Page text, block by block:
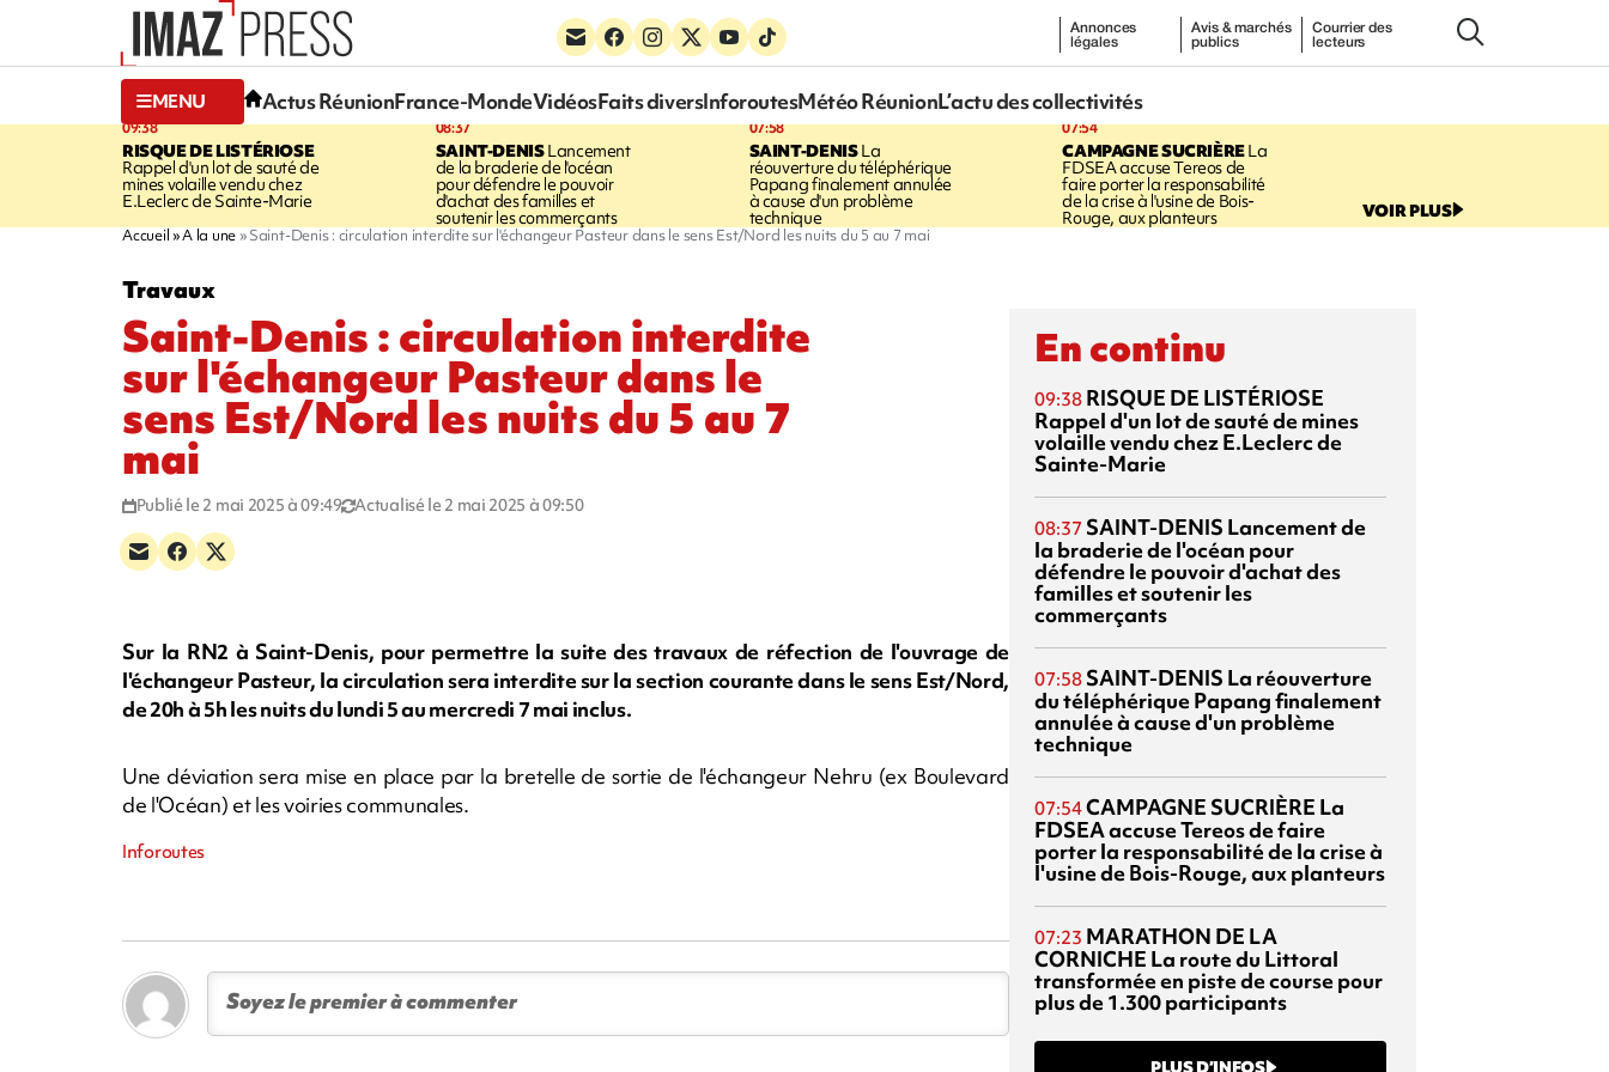
Annonces
légales
Avis & marchés
publics
Courrier des
lecteurs
MENU Actus RéunionFrance-MondeVidéosFaits diversInforoutesMétéo RéunionL’actu des collectivités
09:38
RISQUE DE LISTÉRIOSE
Rappel d'un lot de sauté de
mines volaille vendu chez
E.Leclerc de Sainte-Marie
08:37
SAINT-DENISLancement
de la braderie de l'océan
pour défendre le pouvoir
d'achat des familles et
soutenir les commerçants
07:58
SAINT-DENISLa
réouverture du téléphérique
Papang finalement annulée
à cause d'un problème
technique
07:54
CAMPAGNE SUCRIÈRELa
FDSEA accuse Tereos de
faire porter la responsabilité
de la crise à l'usine de Bois-
Rouge, aux planteurs VOIR PLUS
Accueil A la une Saint-Denis : circulation interdite sur l'échangeur Pasteur dans le sens Est/Nord les nuits du 5 au 7 mai
Travaux
Saint-Denis : circulation interdite
sur l'échangeur Pasteur dans le
sens Est/Nord les nuits du 5 au 7
mai
Publié le 2 mai 2025 à 09:49 Actualisé le 2 mai 2025 à 09:50
Sur la RN2 à Saint-Denis, pour permettre la suite des travaux de réfection de l'ouvrage de
l'échangeur Pasteur, la circulation sera interdite sur la section courante dans le sens Est/Nord,
de 20h à 5h les nuits du lundi 5 au mercredi 7 mai inclus.
Une déviation sera mise en place par la bretelle de sortie de l'échangeur Nehru (ex Boulevard
de l'Océan) et les voiries communales.
Inforoutes
En continu
09:38 RISQUE DE LISTÉRIOSE
Rappel d'un lot de sauté de mines
volaille vendu chez E.Leclerc de
Sainte-Marie
08:37 SAINT-DENIS Lancement de
la braderie de l'océan pour
défendre le pouvoir d'achat des
familles et soutenir les
commerçants
07:58 SAINT-DENIS La réouverture
du téléphérique Papang finalement
annulée à cause d'un problème
technique
07:54CAMPAGNE SUCRIÈRE La
FDSEA accuse Tereos de faire
porter la responsabilité de la crise à
l'usine de Bois-Rouge, aux planteurs
07:23 MARATHON DE LA
CORNICHE La route du Littoral
transformée en piste de course pour
plus de 1.300 participants
PLUS D’INFOS